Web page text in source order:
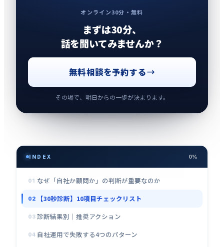
オンライン30分・無料
まずは30分、
話を聞いてみませんか？
無料相談を予約する
その場で、明日からの一歩が決まります。
INDEX 0%
01 なぜ「自社か顧問か」の判断が重要なのか
02 【30秒診断】10項目チェックリスト
03 診断結果別｜推奨アクション
04 自社運用で失敗する4つのパターン